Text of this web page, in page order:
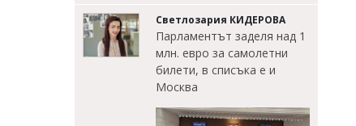
Светлозария КИДЕРОВА
Парламентът заделя над 1
млн. евро за самолетни
билети, в списъка е и
Москва